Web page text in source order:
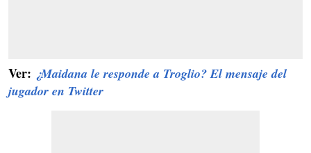
Ver: ¿Maidana le responde a Troglio? El mensaje del
jugador en Twitter